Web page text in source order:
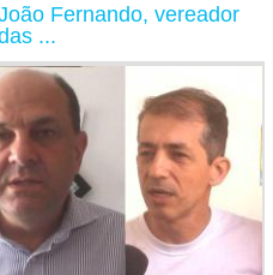
Fernando, vereador
...